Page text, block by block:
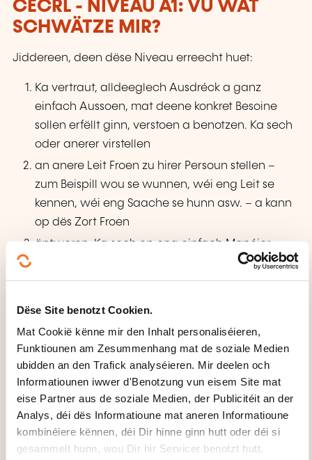
Dëse Site benotzt Cookien.
Mat Cookië kënne mir den Inhalt personaliséieren,
Funktiounen am Zesummenhang mat de soziale Medien
ubidden an den Trafick analyséieren. Mir deelen och
Informatiounen iwwer d'Benotzung vun eisem Site mat
eise Partner aus de soziale Medien, der Publicitéit an der
Analys, déi dës Informatioune mat aneren Informatioune
kombinéiere kënnen, déi Dir hinne ginn hutt oder déi si
gesammelt hunn, wou Dir hir Servicer benotzt hutt.
CECRL - NIVEAU A1: VU WAT
SCHWÄTZE MIR?
Jiddereen, deen dëse Niveau erreecht huet:
Ka vertraut, alldeeglech Ausdréck a ganz
einfach Aussoen, mat deene konkret Besoine
sollen erfëllt ginn, verstoen a benotzen. Ka sech
oder anerer virstellen
an anere Leit Froen zu hirer Persoun stellen –
zum Beispill wou se wunnen, wéi eng Leit se
kennen, wéi eng Saache se hunn asw. – a kann
op dës Zort Froen
äntweren. Ka sech op eng einfach Manéier
verstännegen, wann de Gespréichspartner lues
an däitlech schwätzt a sech kooperativ weist.
Wéi kann een
d'Formatiounsinstitut